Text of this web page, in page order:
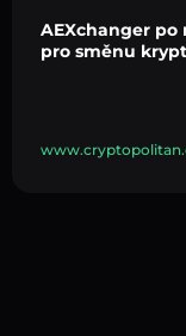
AEXchanger po
pro směnu